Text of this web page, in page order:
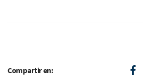
Compartir en: